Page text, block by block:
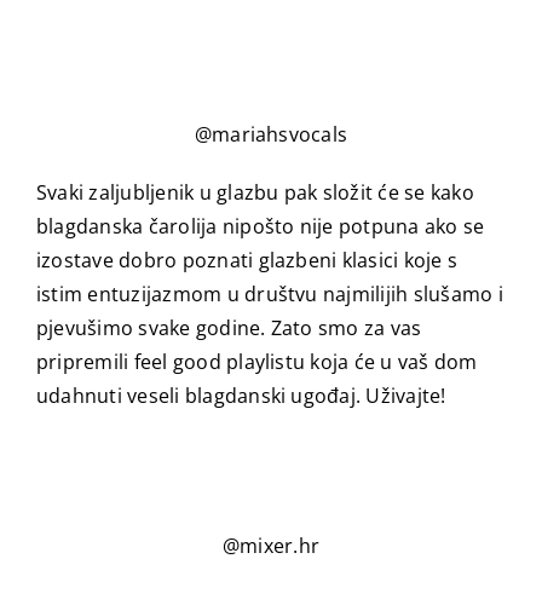
@mariahsvocals
Svaki zaljubljenik u glazbu pak složit će se kako
blagdanska čarolija nipošto nije potpuna ako se
izostave dobro poznati glazbeni klasici koje s
istim entuzijazmom u društvu najmilijih slušamo i
pjevušimo svake godine. Zato smo za vas
pripremili feel good playlistu koja će u vaš dom
udahnuti veseli blagdanski ugođaj. Uživajte!
@mixer.hr